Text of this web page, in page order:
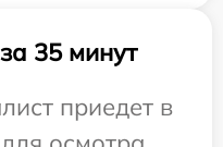
35 минут
приедет в